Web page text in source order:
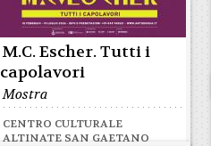
M.C. Escher. Tutti i
capolavori
Mostra
CENTRO CULTURALE
ALTINATE SAN GAETANO